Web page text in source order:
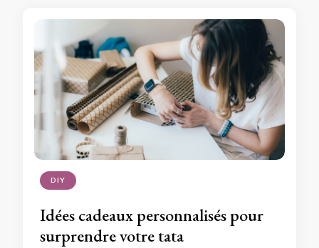
DIY
Idées cadeaux personnalisés pour
surprendre votre tata